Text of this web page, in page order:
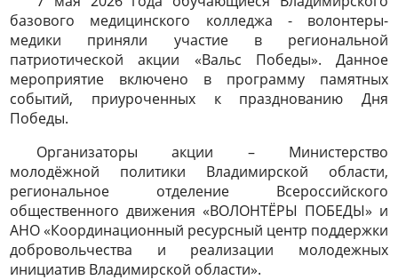
базового медицинского колледжа - волонтеры-
медики приняли участие в региональной
патриотической акции «Вальс Победы». Данное
мероприятие включено в программу памятных
событий, приуроченных к празднованию Дня
Победы.
Организаторы акции – Министерство
молодёжной политики Владимирской области,
региональное отделение Всероссийского
общественного движения «ВОЛОНТЁРЫ ПОБЕДЫ» и
АНО «Координационный ресурсный центр поддержки
добровольчества и реализации молодежных
инициатив Владимирской области».